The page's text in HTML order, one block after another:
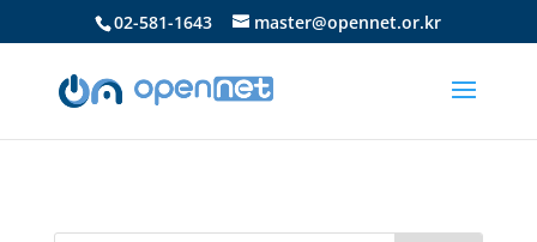
02-581-1643 master@opennet.or.kr